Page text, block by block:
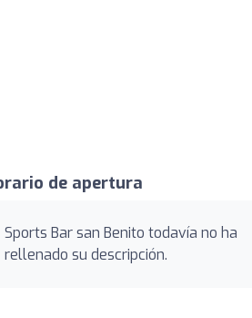
de apertura
Sports Bar san Benito todavía no ha
rellenado su descripción.